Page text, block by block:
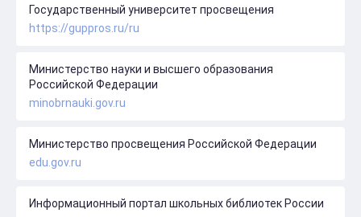
Государственный университет просвещения
https://guppros.ru/ru
Министерство науки и высшего образования
Российской Федерации
minobrnauki.gov.ru
Министерство просвещения Российской Федерации
edu.gov.ru
Информационный портал школьных библиотек России